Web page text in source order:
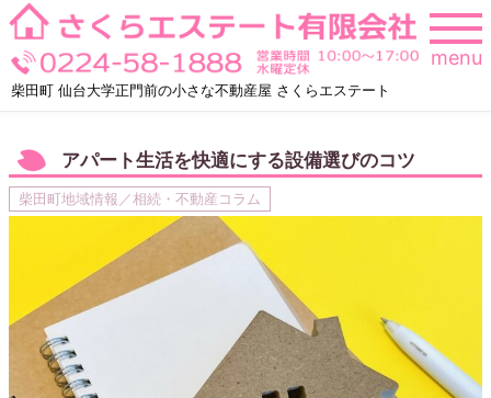
Skip
to
content
柴田町 仙台大学正門前の小さな不動産屋 さくらエステート
menu
アパート生活を快適にする設備選びのコツ
柴田町地域情報／相続・不動産コラム